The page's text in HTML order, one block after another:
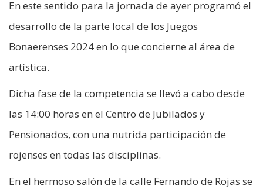
En este sentido para la jornada de ayer programó el
desarrollo de la parte local de los Juegos
Bonaerenses 2024 en lo que concierne al área de
artística.
Dicha fase de la competencia se llevó a cabo desde
las 14:00 horas en el Centro de Jubilados y
Pensionados, con una nutrida participación de
rojenses en todas las disciplinas.
En el hermoso salón de la calle Fernando de Rojas se